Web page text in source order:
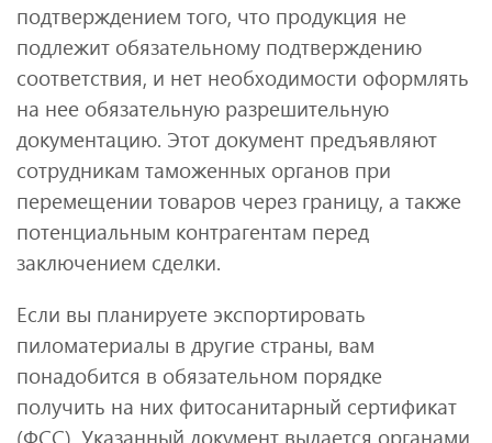
подтверждением того, что продукция не
подлежит обязательному подтверждению
соответствия, и нет необходимости оформлять
на нее обязательную разрешительную
документацию. Этот документ предъявляют
сотрудникам таможенных органов при
перемещении товаров через границу, а также
потенциальным контрагентам перед
заключением сделки.
Если вы планируете экспортировать
пиломатериалы в другие страны, вам
понадобится в обязательном порядке
получить на них фитосанитарный сертификат
(ФСС). Указанный документ выдается органами